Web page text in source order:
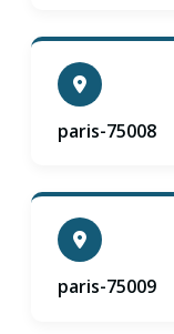
paris-75008
paris-75009